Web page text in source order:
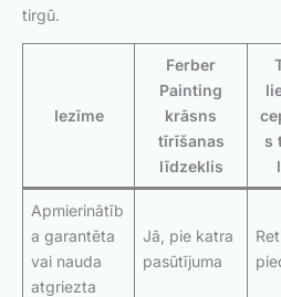
tirgū.
Iezīme
Ferber
Painting
krāsns
tīrīšanas
līdzeklis
s
Apmierinātīb
a garantēta
vai nauda
atgriezta
Jā, pie katra
pasūtījuma